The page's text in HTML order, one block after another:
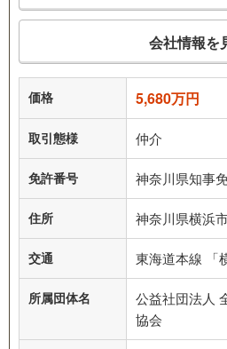
会社情報を
価格 5,680万円
取引態様 仲介
免許番号 神奈川県知事
住所 神奈川県横浜
交通 東海道本線 「
所属団体名
公益社団法人
協会